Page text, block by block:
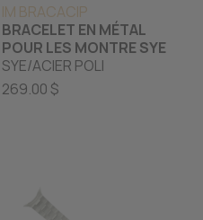
IM BRACACIP
BRACELET EN MÉTAL
POUR LES MONTRE SYE
SYE/ACIER POLI
269.00 $